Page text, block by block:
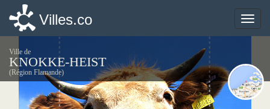
Toggle
Villes.co
Ville de
KNOKKE-HEIST
(Région Flamande)
Toggle
Villes.co